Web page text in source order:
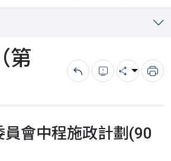
第
回上一頁錯誤回報
分享 列
員會中程施政計劃(90